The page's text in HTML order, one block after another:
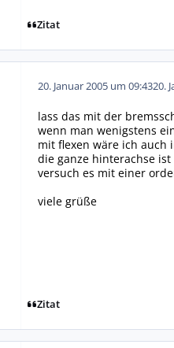
Zitat
20. Januar 2005 um 09:4320.
lass das mit der
wenn man wenigstens
mit flexen wäre ich auch
die ganze hinterachse
versuch es mit einer
viele grüße
Zitat